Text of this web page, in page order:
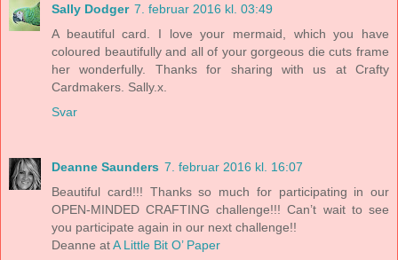
Sally Dodger 7. februar 2016 kl. 03:49
A beautiful card. I love your mermaid, which you have
coloured beautifully and all of your gorgeous die cuts frame
her wonderfully. Thanks for sharing with us at Crafty
Cardmakers. Sally.x.
Svar
Deanne Saunders 7. februar 2016 kl. 16:07
Beautiful card!!! Thanks so much for participating in our
OPEN-MINDED CRAFTING challenge!!! Can’t wait to see
you participate again in our next challenge!!
Deanne atA Little Bit O’ Paper